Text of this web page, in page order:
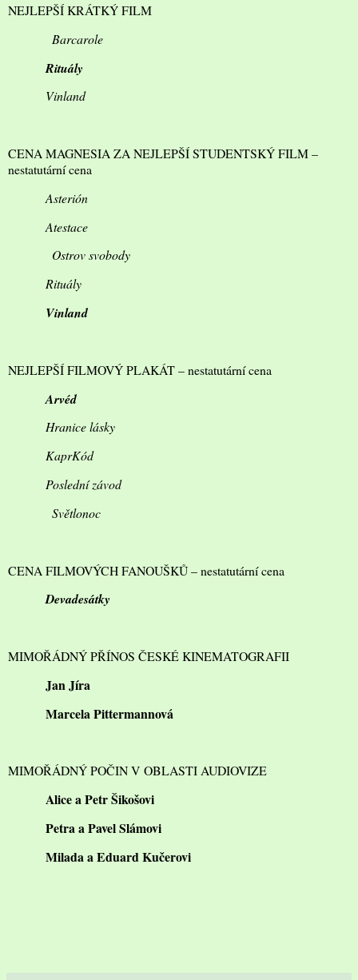
NEJLEPŠÍ KRÁTKÝ FILM
Barcarole
Rituály
Vinland
CENA MAGNESIA ZA NEJLEPŠÍ STUDENTSKÝ FILM –
nestatutární cena
Asterión
Atestace
Ostrov svobody
Rituály
Vinland
NEJLEPŠÍ FILMOVÝ PLAKÁT – nestatutární cena
Arvéd
Hranice lásky
KaprKód
Poslední závod
Světlonoc
CENA FILMOVÝCH FANOUŠKŮ – nestatutární cena
Devadesátky
MIMOŘÁDNÝ PŘÍNOS ČESKÉ KINEMATOGRAFII
Jan Jíra
Marcela Pittermannová
MIMOŘÁDNÝ POČIN V OBLASTI AUDIOVIZE
Alice a Petr Šikošovi
Petra a Pavel Slámovi
Milada a Eduard Kučerovi